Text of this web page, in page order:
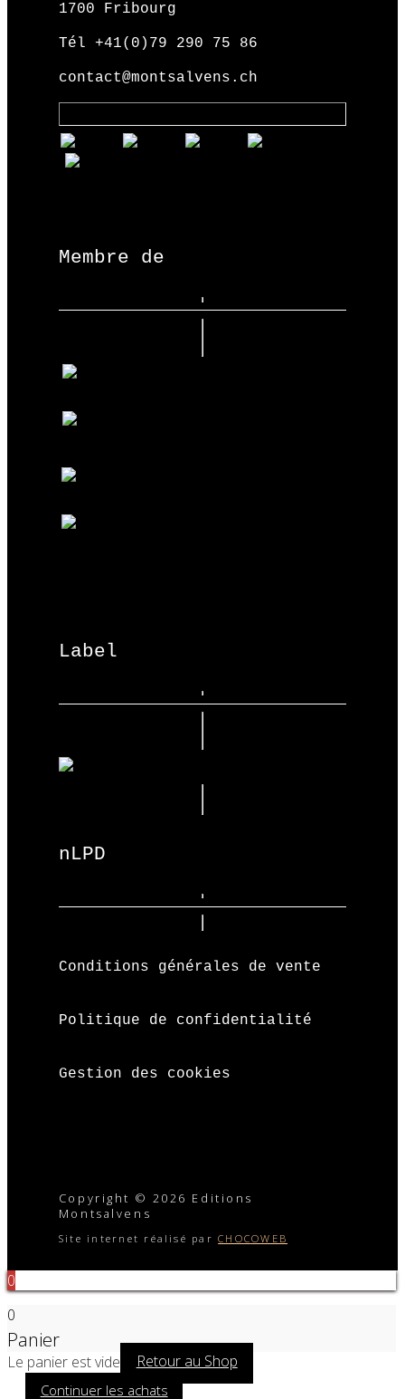
1700 Fribourg
Tél +41(0)79 290 75 86
contact@montsalvens.ch
Membre de
Label
nLPD
Conditions générales de vente
Politique de confidentialité
Gestion des cookies
Copyright © 2026 Editions
Montsalvens
Site internet réalisé parCHOCOWEB
0
0
Panier
Le panier est vide Retour au Shop
Continuer les achats